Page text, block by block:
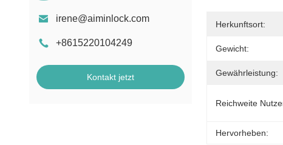
irene@aiminlock.com
+8615220104249
Kontakt jetzt
Herkunftsort:
Gewicht:
Gewährleistung:
Reichweite
Hervorheben: